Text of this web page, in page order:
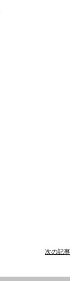
次の記事